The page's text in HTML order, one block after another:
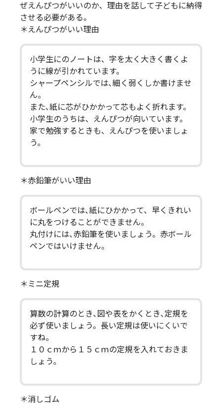
ぜえんぴつがいいのか、理由を話して子どもに納得
させる必要がある。
＊えんぴつがいい理由
小学生にのノートは、字を太く大きく書くよ
うに線が引かれています。
シャープペンシルでは､細く弱くしか書けませ
ん。
また､紙に芯がひかかって芯もよく折れます。
小学生のうちは、えんぴつが向いています。
家で勉強するときも、えんぴつを使いましょ
う。
＊赤鉛筆がいい理由
ボールペンでは､紙にひかかって、早くきれい
に丸をつけることができません。
丸付けには､赤鉛筆を使いましょう。赤ボール
ペンではいけません。
＊ミニ定規
算数の計算のとき､図や表をかくとき､定規を
必ず使いましょう。長い定規は使いにくいで
すね。
１０ｃｍから１５ｃｍの定規を入れておきま
しょう。
＊消しゴム